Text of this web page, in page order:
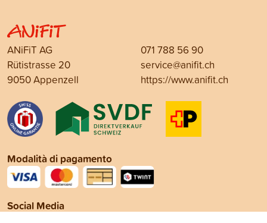
ANiFiT AG
Rütistrasse 20
9050 Appenzell
071 788 56 90
service@anifit.ch
https://www.anifit.ch
Modalità di pagamento
Social Media